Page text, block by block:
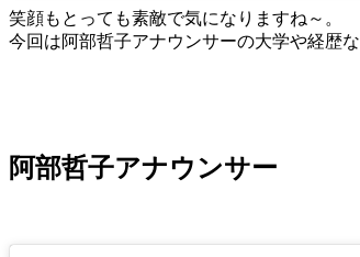
笑顔もとっても素敵で気になりますね～。
今回は阿部哲子アナウンサーの大学や経歴
阿部哲子アナウンサー